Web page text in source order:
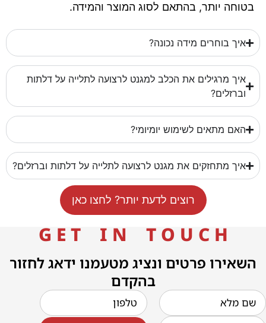
בטוחה יותר, בהתאם לסוג המוצר והמידה.
איך בוחרים מידה נכונה?
איך מרגילים את הכלב למגנט לרצועה לתלייה על דלתות
וברזלים?
האם מתאים לשימוש יומיומי?
איך מתחזקים את מגנט לרצועה לתלייה על דלתות וברזלים?
רוצים לדעת יותר? לחצו כאן
G E T I N T O U C H
השאירו פרטים ונציג מטעמנו ידאג לחזור
בהקדם